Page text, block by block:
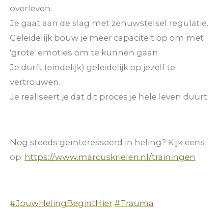
overleven.
Je gaat aan de slag met zenuwstelsel regulatie.
Geleidelijk bouw je meer capaciteit op om met
'grote' emoties om te kunnen gaan.
Je durft (eindelijk) geleidelijk op jezelf te
vertrouwen.
Je realiseert je dat dit proces je hele leven duurt.
Nog steeds geïnteresseerd in heling? Kijk eens
op: https://www.marcuskrielen.nl/trainingen
#JouwHelingBegintHier #Trauma